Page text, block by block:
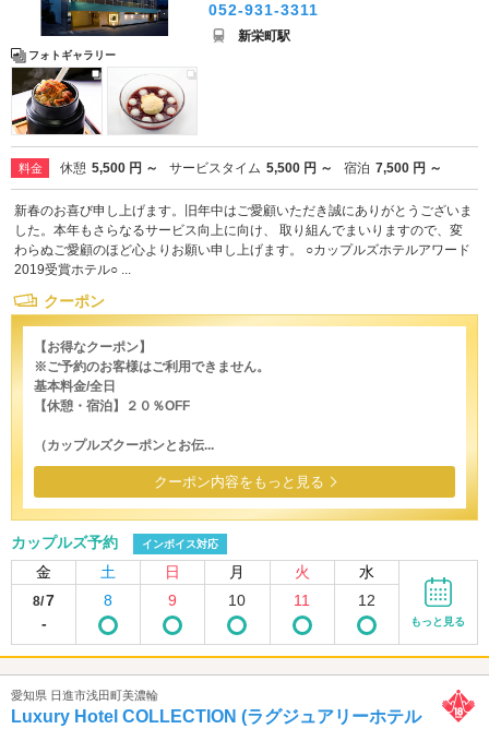
フォトギャラリー
052-931-3311
新栄町駅
料金 休憩 5,500 円 ～ サービスタイム 5,500 円 ～ 宿泊 7,500 円 ～
新春のお喜び申し上げます。旧年中はご愛顧いただき誠にありがとうございま
した。本年もさらなるサービス向上に向け、 取り組んでまいりますので、変
わらぬご愛顧のほど心よりお願い申し上げます。 ○カップルズホテルアワード
2019受賞ホテル○ ...
クーポン
【お得なクーポン】
※ご予約のお客様はご利用できません。
基本料金/全日
【休憩・宿泊】２０％OFF
（カップルズクーポンとお伝...
クーポン内容をもっと見る
カップルズ予約 インボイス対応
金 土 日 月 火 水
8/7
-
8 9 10 11 12
もっと見る
愛知県 日進市浅田町美濃輪
Luxury Hotel COLLECTION (ラグジュアリーホテル